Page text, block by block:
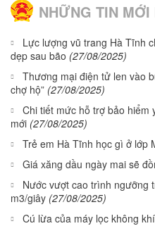
NHỮNG TIN MỚI
Lực lượng vũ trang Hà Tĩnh
dẹp sau bão (27/08/2025)
Thương mại điện tử len vào
chợ hộ” (27/08/2025)
Chi tiết mức hỗ trợ bảo hiểm
mới (27/08/2025)
Trẻ em Hà Tĩnh học gì ở lớp
Giá xăng dầu ngày mai sẽ
Nước vượt cao trình ngưỡng
m3/giây (27/08/2025)
Cú lừa của máy lọc không khí